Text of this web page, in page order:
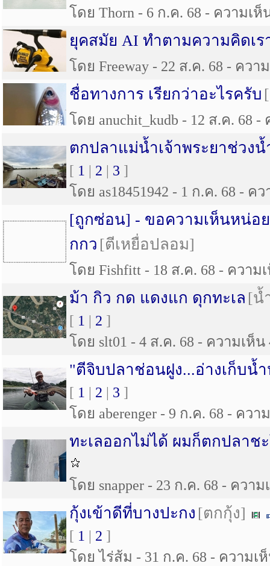
โดย Thorn - 6 ก.ค. 68 - ความเห็
ยุคสมัย AI ทำตามความคิดเร
โดย Freeway - 22 ส.ค. 68 - ควา
ชื่อทางการ เรียกว่าอะไรครับ
โดย anuchit_kudb - 12 ส.ค. 68 -
ตกปลาแม่น้ำเจ้าพระยาช่วง
[ 1 | 2 | 3 ]
โดย as18451942 - 1 ก.ค. 68 - ค
[ถูกซ่อน] - ขอความเห็นหน่อ
กกว [ตีเหยื่อปลอม]
โดย Fishfitt - 18 ส.ค. 68 - ความ
ม้า กิว กด แดงแก ดุกทะเล [น้
[ 1 | 2 ]
โดย slt01 - 4 ส.ค. 68 - ความเห็น
"ตีจิบปลาช่อนฝูง...อ่างเก็บน้
[ 1 | 2 | 3 ]
โดย aberenger - 9 ก.ค. 68 - ควา
ทะเลออกไม่ได้ ผมก็ตกปลาช
โดย snapper - 23 ก.ค. 68 - ความ
กุ้งเข้าดีที่บางปะกง [ตกกุ้ง]
[ 1 | 2 ]
โดย ไร่ส้ม - 31 ก.ค. 68 - ความเ